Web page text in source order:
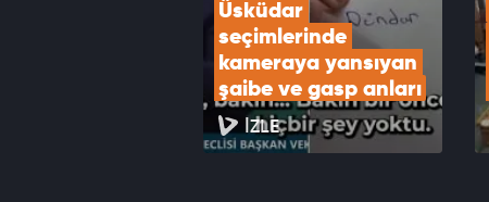
Üsküdar
seçimlerinde
kameraya yansıyan
şaibe ve gasp anları
İZLE